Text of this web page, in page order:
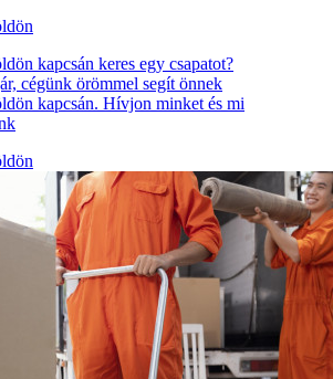
kapcsán keres egy csapatot?
cégünk örömmel segít önnek
kapcsán. Hívjon minket és mi